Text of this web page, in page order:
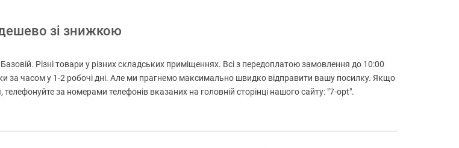
зі знижкою
Різні товари у різних складських приміщеннях. Всі з передоплатою замовлення до 10:00
за часом у 1-2 робочі дні. Але ми прагнемо максимально швидко відправити вашу посилку. Якщо
за номерами телефонів вказаних на головній сторінці нашого сайту: "7-opt".